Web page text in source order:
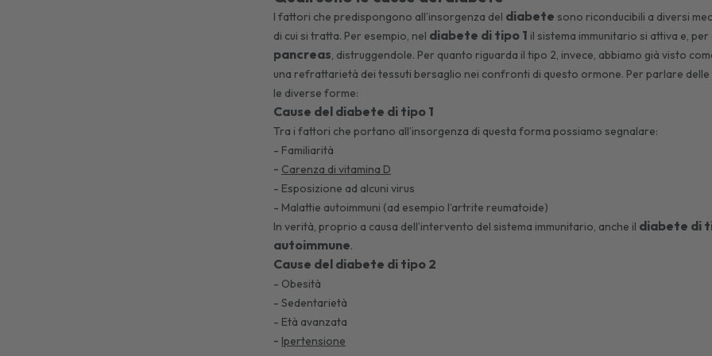
I fattori che predispongono all’insorgenza del diabete sono riconducibili a diversi
di cui si tratta. Per esempio, nel diabete di tipo 1 il sistema immunitario si attiva e,
pancreas, distruggendole. Per quanto riguarda il tipo 2, invece, abbiamo già visto
una refrattarietà dei tessuti bersaglio nei confronti di questo ormone. Per parlare delle
le diverse forme:
Cause del diabete di tipo 1
Tra i fattori che portano all’insorgenza di questa forma possiamo segnalare:
- Familiarità
- Carenza di vitamina D
- Esposizione ad alcuni virus
- Malattie autoimmuni (ad esempio l’artrite reumatoide)
In verità, proprio a causa dell’intervento del sistema immunitario, anche il diabete di
autoimmune.
Cause del diabete di tipo 2
- Obesità
- Sedentarietà
- Età avanzata
- Ipertensione